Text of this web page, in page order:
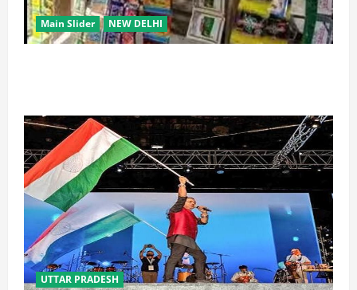
Main Slider NEW DELHI
UTTAR PRADESH